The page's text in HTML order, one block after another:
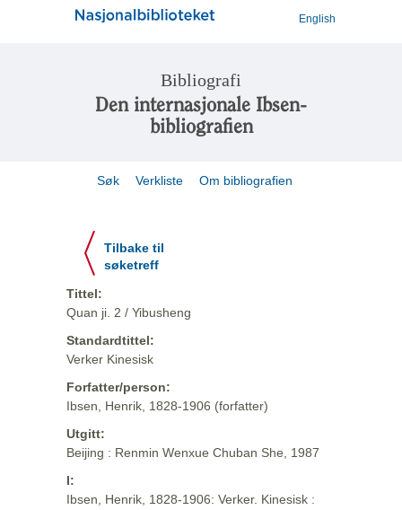
English
Bibliografi
Den internasjonale Ibsen-
bibliografien
Søk Verkliste Om bibliografien
Tilbake til
søketreff
Tittel:
Quan ji. 2 / Yibusheng
Standardtittel:
Verker Kinesisk
Forfatter/person:
Ibsen, Henrik, 1828-1906 (forfatter)
Utgitt:
Beijing : Renmin Wenxue Chuban She, 1987
I:
Ibsen, Henrik, 1828-1906: Verker. Kinesisk :